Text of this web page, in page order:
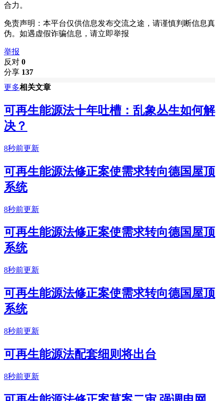
合力。
免责声明：本平台仅供信息发布交流之途，请谨慎判断信息真
伪。如遇虚假诈骗信息，请立即举报
举报
反对 0
分享 137
更多相关文章
可再生能源法十年吐槽：乱象丛生如何解
决？
8秒前更新
可再生能源法修正案使需求转向德国屋顶
系统
8秒前更新
可再生能源法修正案使需求转向德国屋顶
系统
8秒前更新
可再生能源法修正案使需求转向德国屋顶
系统
8秒前更新
可再生能源法配套细则将出台
8秒前更新